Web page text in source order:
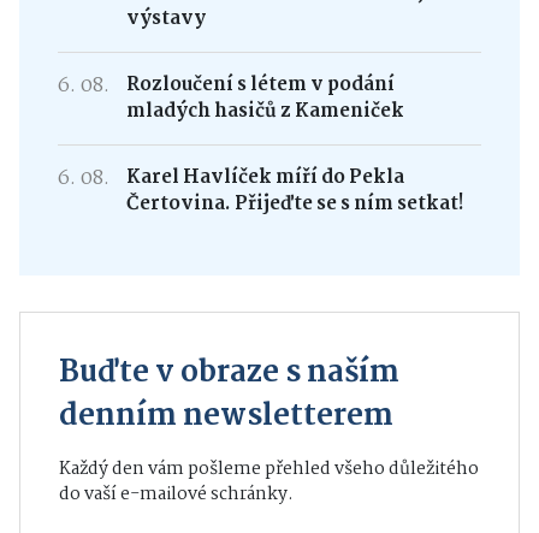
výstavy
6. 08.
Rozloučení s létem v podání
mladých hasičů z Kameniček
6. 08.
Karel Havlíček míří do Pekla
Čertovina. Přijeďte se s ním setkat!
Buďte v obraze s naším
denním newsletterem
Každý den vám pošleme přehled všeho důležitého
do vaší e-mailové schránky.